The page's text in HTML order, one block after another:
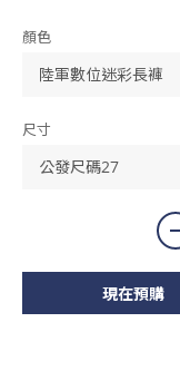
顏色
尺寸
現在預購